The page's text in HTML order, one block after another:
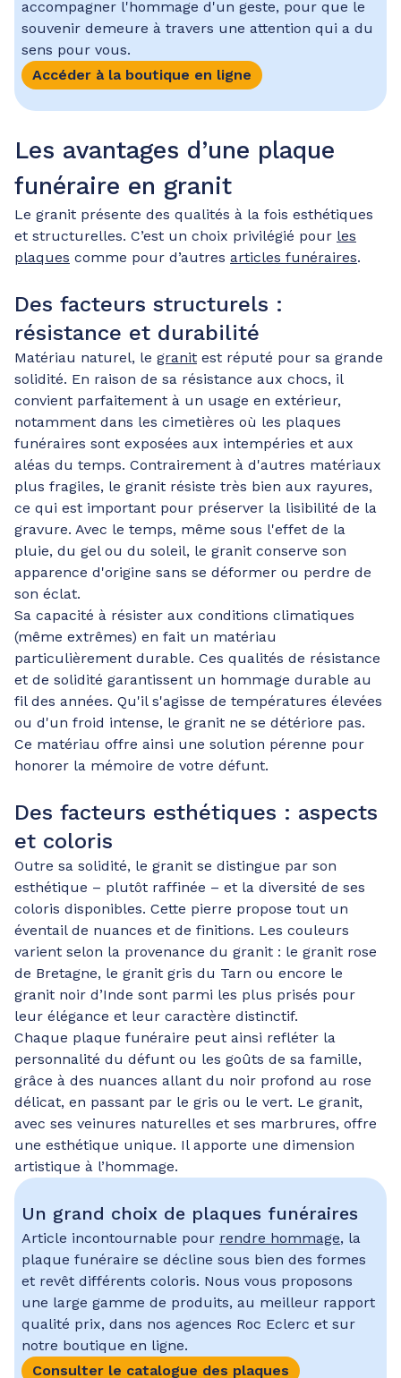
accompagner l'hommage d'un geste, pour que le
souvenir demeure à travers une attention qui a du
sens pour vous.
Accéder à la boutique en ligne
Les avantages d’une plaque
funéraire en granit
Le granit présente des qualités à la fois esthétiques
et structurelles. C’est un choix privilégié pour les
plaques comme pour d’autres articles funéraires.
Des facteurs structurels :
résistance et durabilité
Matériau naturel, le granit est réputé pour sa grande
solidité. En raison de sa résistance aux chocs, il
convient parfaitement à un usage en extérieur,
notamment dans les cimetières où les plaques
funéraires sont exposées aux intempéries et aux
aléas du temps. Contrairement à d'autres matériaux
plus fragiles, le granit résiste très bien aux rayures,
ce qui est important pour préserver la lisibilité de la
gravure. Avec le temps, même sous l'effet de la
pluie, du gel ou du soleil, le granit conserve son
apparence d'origine sans se déformer ou perdre de
son éclat.
Sa capacité à résister aux conditions climatiques
(même extrêmes) en fait un matériau
particulièrement durable. Ces qualités de résistance
et de solidité garantissent un hommage durable au
fil des années. Qu'il s'agisse de températures élevées
ou d'un froid intense, le granit ne se détériore pas.
Ce matériau offre ainsi une solution pérenne pour
honorer la mémoire de votre défunt.
Des facteurs esthétiques : aspects
et coloris
Outre sa solidité, le granit se distingue par son
esthétique – plutôt raffinée – et la diversité de ses
coloris disponibles. Cette pierre propose tout un
éventail de nuances et de finitions. Les couleurs
varient selon la provenance du granit : le granit rose
de Bretagne, le granit gris du Tarn ou encore le
granit noir d’Inde sont parmi les plus prisés pour
leur élégance et leur caractère distinctif.
Chaque plaque funéraire peut ainsi refléter la
personnalité du défunt ou les goûts de sa famille,
grâce à des nuances allant du noir profond au rose
délicat, en passant par le gris ou le vert. Le granit,
avec ses veinures naturelles et ses marbrures, offre
une esthétique unique. Il apporte une dimension
artistique à l’hommage.
Un grand choix de plaques funéraires
Article incontournable pour rendre hommage, la
plaque funéraire se décline sous bien des formes
et revêt différents coloris. Nous vous proposons
une large gamme de produits, au meilleur rapport
qualité prix, dans nos agences Roc Eclerc et sur
notre boutique en ligne.
Consulter le catalogue des plaques